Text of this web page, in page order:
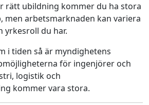
rätt ubildning kommer du ha stora
men arbetsmarknaden kan variera
yrkesroll du har.
i tiden så är myndighetens
för ingenjörer och
logistik och
kommer vara stora.